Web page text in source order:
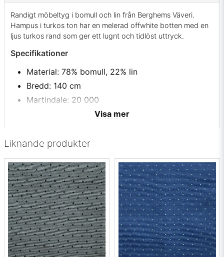
Liknande produkter
Randigt möbeltyg i bomull och lin från Berghems Väveri.
Hampus i turkos ton har en melerad offwhite botten med en
ljus turkos rand som ger ett lugnt och tidlöst uttryck.
Specifikationer
Material: 78% bomull, 22% lin
Bredd: 140 cm
Martindale: 20 000
Tvätt: Vattentvätt 60°
Rapporthöjd: 30 mm
Mönster: Tvärgående rand
Tillverkning: Svenskproducerat av Berghems
Väveri
Beställningsvara – ingen returrätt på metervara.
Vill du vara säker på färg och kvalitet
rekommenderar vi att du beställer tygprov innan
köp. Kontakta oss på:
info@broarne.se
Visa mer